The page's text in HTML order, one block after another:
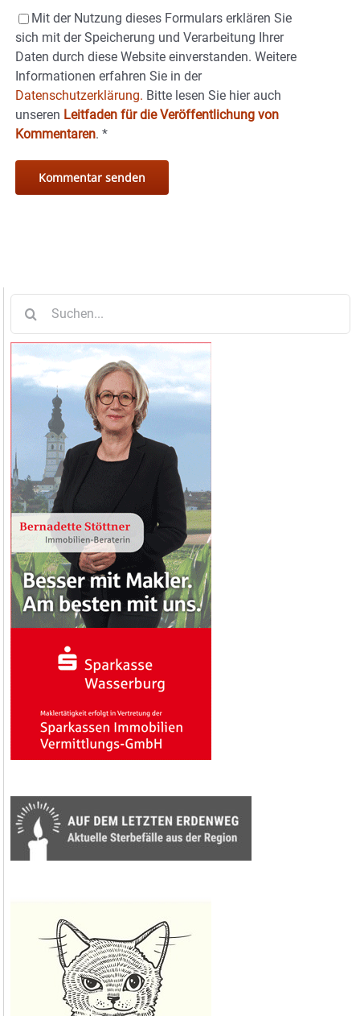
Mit der Nutzung dieses Formulars erklären Sie
sich mit der Speicherung und Verarbeitung Ihrer
Daten durch diese Website einverstanden. Weitere
Informationen erfahren Sie in der
Datenschutzerklärung. Bitte lesen Sie hier auch
unseren Leitfaden für die Veröffentlichung von
Kommentaren. *
nach: